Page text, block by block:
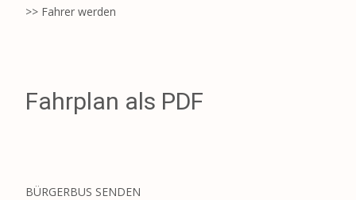
>> Fahrer werden
Fahrplan als PDF
BÜRGERBUS SENDEN